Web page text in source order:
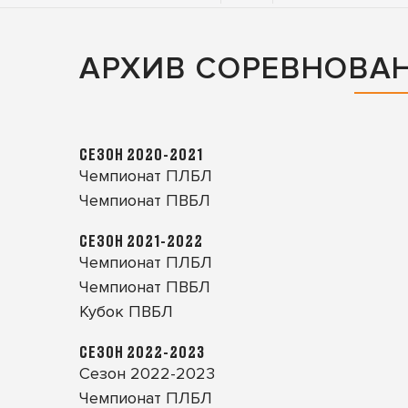
АРХИВ
СЕЗОН 2020-2021
Чемпионат ПЛБЛ
Чемпионат ПВБЛ
СЕЗОН 2021-2022
Чемпионат ПЛБЛ
Чемпионат ПВБЛ
Кубок ПВБЛ
СЕЗОН 2022-2023
Сезон 2022-2023
Чемпионат ПЛБЛ